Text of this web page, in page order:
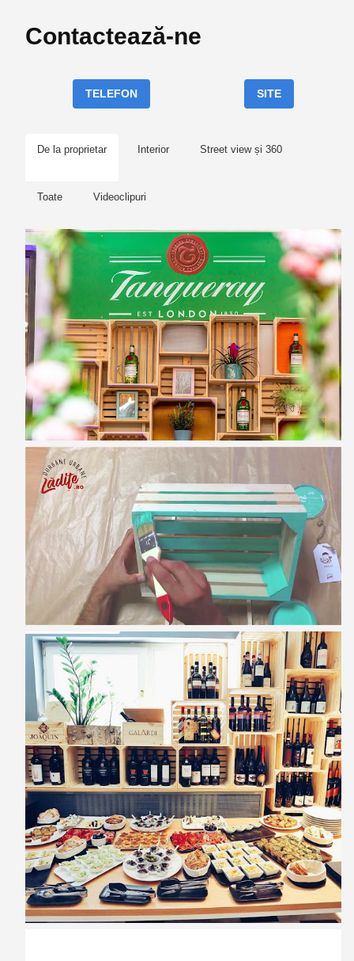
Contactează-ne
TELEFON SITE
De la proprietar Interior Street view și 360
Toate Videoclipuri